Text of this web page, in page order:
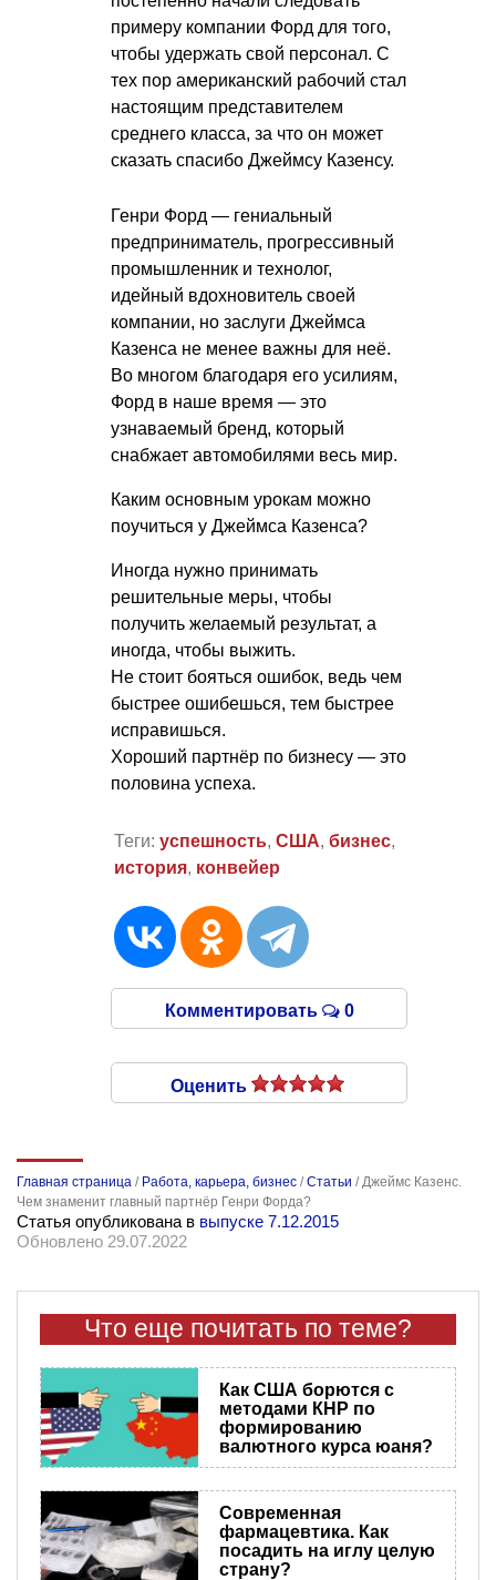
примеру компании Форд для того,
чтобы удержать свой персонал. С
тех пор американский рабочий стал
настоящим представителем
среднего класса, за что он может
сказать спасибо Джеймсу Казенсу.
Генри Форд — гениальный
предприниматель, прогрессивный
промышленник и технолог,
идейный вдохновитель своей
компании, но заслуги Джеймса
Казенса не менее важны для неё.
Во многом благодаря его усилиям,
Форд в наше время — это
узнаваемый бренд, который
снабжает автомобилями весь мир.
Каким основным урокам можно
поучиться у Джеймса Казенса?
Иногда нужно принимать
решительные меры, чтобы
получить желаемый результат, а
иногда, чтобы выжить.
Не стоит бояться ошибок, ведь чем
быстрее ошибешься, тем быстрее
исправишься.
Хороший партнёр по бизнесу — это
половина успеха.
Теги: успешность, США, бизнес,
история, конвейер
Комментировать 0
Оценить
Главная страница / Работа, карьера, бизнес /Статьи /Джеймс Казенс.
Чем знаменит главный партнёр Генри Форда?
Статья опубликована в выпуске 7.12.2015
Обновлено 29.07.2022
Что еще почитать по теме?
Как США борются с
методами КНР по
формированию
валютного курса юаня?
Современная
фармацевтика. Как
посадить на иглу целую
страну?